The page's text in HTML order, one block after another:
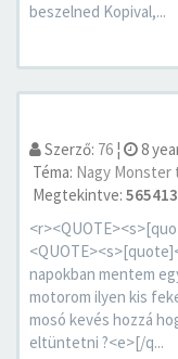
beszelned Kopival,...
Szerző: 76 ¦ 8
Téma: Nagy Monster
Megtekintve:
napokban mentem
motorom ilyen kis
mosó kevés hozzá
eltüntetni ?<e>[/q...